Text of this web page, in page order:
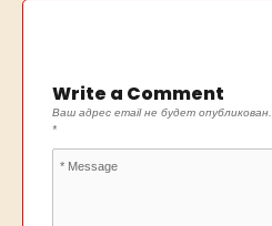
Write a Comment
Ваш адрес email не будет опубликован.
*